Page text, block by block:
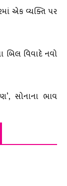
એક વ્યક્તિ પર
બિલ વિવાદે નવો
સોનાના ભાવ